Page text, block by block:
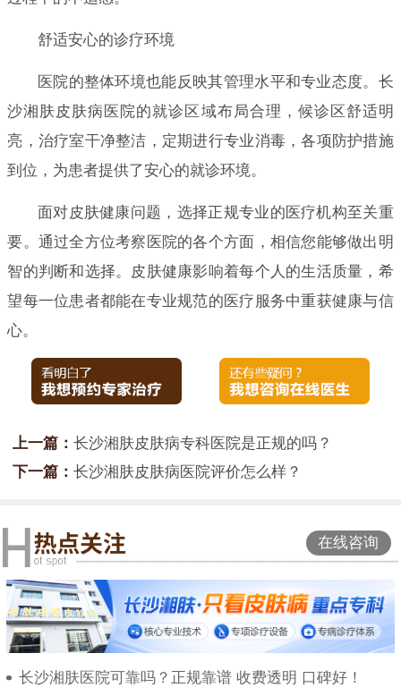
舒适安心的诊疗环境
医院的整体环境也能反映其管理水平和专业态度。长
沙湘肤皮肤病医院的就诊区域布局合理，候诊区舒适明
亮，治疗室干净整洁，定期进行专业消毒，各项防护措施
到位，为患者提供了安心的就诊环境。
面对皮肤健康问题，选择正规专业的医疗机构至关重
要。通过全方位考察医院的各个方面，相信您能够做出明
智的判断和选择。皮肤健康影响着每个人的生活质量，希
望每一位患者都能在专业规范的医疗服务中重获健康与信
心。
上一篇： 长沙湘肤皮肤病专科医院是正规的吗？
下一篇： 长沙湘肤皮肤病医院评价怎么样？
在线咨询
长沙湘肤医院可靠吗？正规靠谱 收费透明 口碑好！